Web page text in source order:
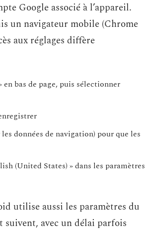
Google associé à l’appareil.
un navigateur mobile (Chrome
aux réglages diffère
bas de page, puis sélectionner
données de navigation) pour que les
(United States) » dans les paramètres
utilise aussi les paramètres du
avec un délai parfois